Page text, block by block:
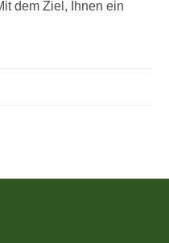
dem Ziel, Ihnen ein